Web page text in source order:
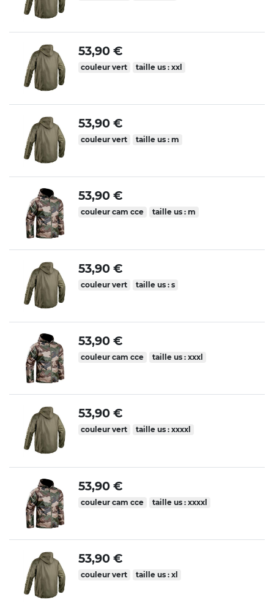
53,90 €
couleur vert taille us : xxl
53,90 €
couleur vert taille us : m
53,90 €
couleur cam cce taille us : m
53,90 €
couleur vert taille us : s
53,90 €
couleur cam cce taille us : xxxl
53,90 €
couleur vert taille us : xxxxl
53,90 €
couleur cam cce taille us : xxxxl
53,90 €
couleur vert taille us : xl